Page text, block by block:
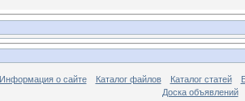
Информация о сайте Каталог файлов Каталог статей
Доска объявлений